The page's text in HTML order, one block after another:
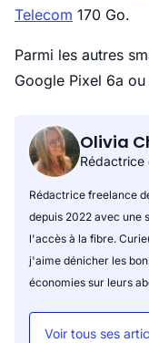
Telecom 170 Go.
Parmi les autres
Google Pixel 6a
Olivia
Rédactrice freelance
depuis 2022 avec une
l'accès à la fibre.
j'aime dénicher les
économies sur leurs
Voir tous ses